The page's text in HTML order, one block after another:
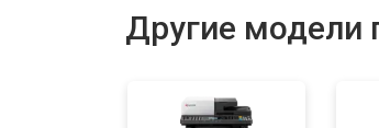
Другие модели